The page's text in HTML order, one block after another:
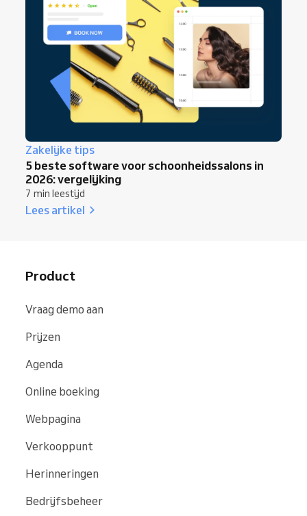
Zakelijke tips
5 beste software voor schoonheidssalons in
2026: vergelijking
7 min leestijd
Lees artikel
Product
Vraag demo aan
Prijzen
Agenda
Online boeking
Webpagina
Verkooppunt
Herinneringen
Bedrijfsbeheer